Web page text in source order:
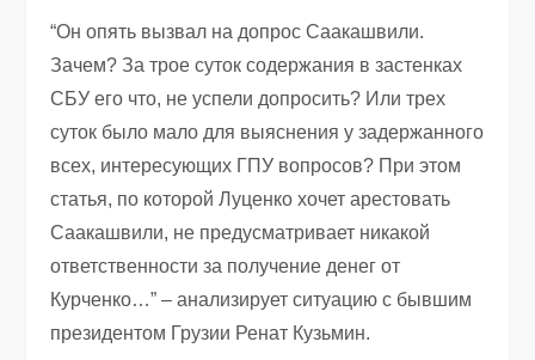
“Он опять вызвал на допрос Саакашвили.
Зачем? За трое суток содержания в застенках
СБУ его что, не успели допросить? Или трех
суток было мало для выяснения у задержанного
всех, интересующих ГПУ вопросов? При этом
статья, по которой Луценко хочет арестовать
Саакашвили, не предусматривает никакой
ответственности за получение денег от
Курченко…” – анализирует ситуацию с бывшим
президентом Грузии Ренат Кузьмин.